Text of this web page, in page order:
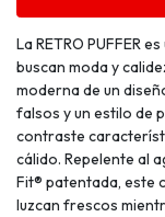
La RETRO PUFFER
buscan moda y
moderna de un
falsos y un estilo de
contraste
cálido. Repelente al
Fit® patentada, este
luzcan frescos